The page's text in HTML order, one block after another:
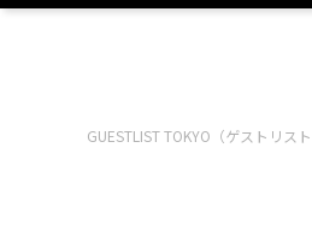
GUESTLIST TOKYO（ゲストリス